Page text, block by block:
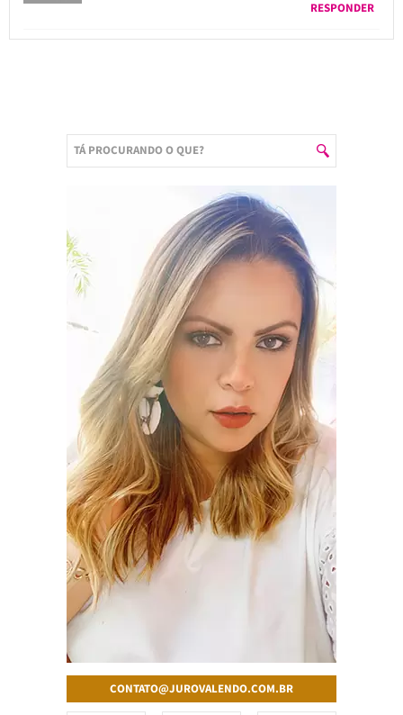
RESPONDER
CONTATO@JUROVALENDO.COM.BR